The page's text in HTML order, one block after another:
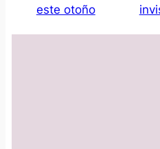
este otoño